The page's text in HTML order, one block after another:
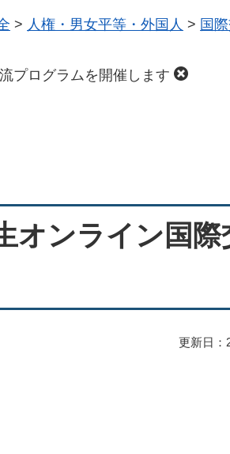
> 人権・男女平等・外国人 > 国
プログラムを開催します
ンライン国際
更新日：